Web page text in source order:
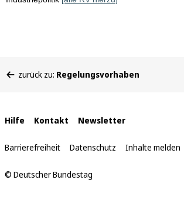
befinden
zurück zu: Regelungsvorhaben
Interne
Links
Hilfe Kontakt Newsletter
Barrierefreiheit Datenschutz Inhalte melden
© Deutscher Bundestag